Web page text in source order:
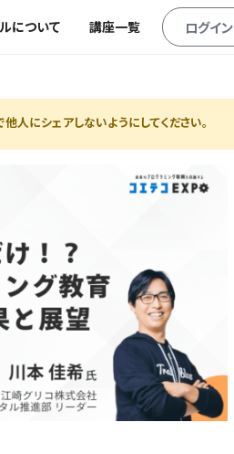
について 講座一覧 ログイン
人にシェアしないようにしてください。